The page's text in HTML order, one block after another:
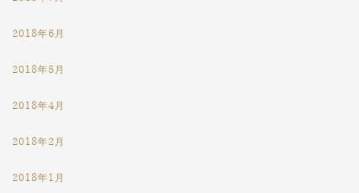
2018年6月
2018年5月
2018年4月
2018年2月
2018年1月